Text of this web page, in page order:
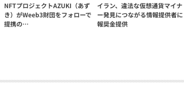
NFTプロジェクトAZUKI（あず
き）がWeeb3財団をフォローで
提携の…
イラン、違法な仮想通貨マイナ
ー発見につながる情報提供者に
報奨金提供